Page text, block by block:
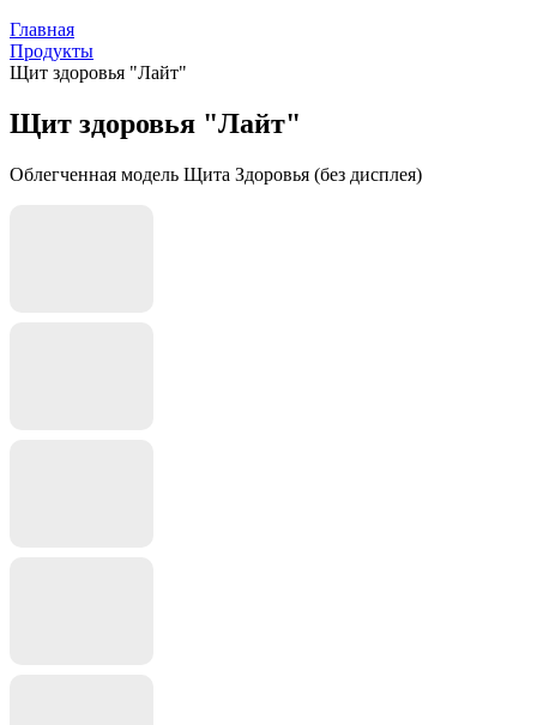
Главная
Продукты
Щит здоровья "Лайт"
Щит здоровья "Лайт"
Облегченная модель Щита Здоровья (без дисплея)